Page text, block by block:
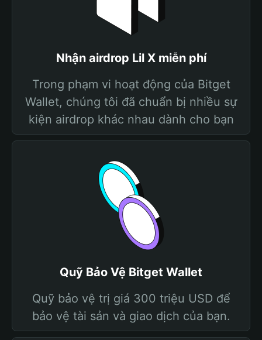
Nhận airdrop Lil X miễn phí
Trong phạm vi hoạt động của Bitget
Wallet, chúng tôi đã chuẩn bị nhiều sự
kiện airdrop khác nhau dành cho bạn
Quỹ Bảo Vệ Bitget Wallet
Quỹ bảo vệ trị giá 300 triệu USD để
bảo vệ tài sản và giao dịch của bạn.